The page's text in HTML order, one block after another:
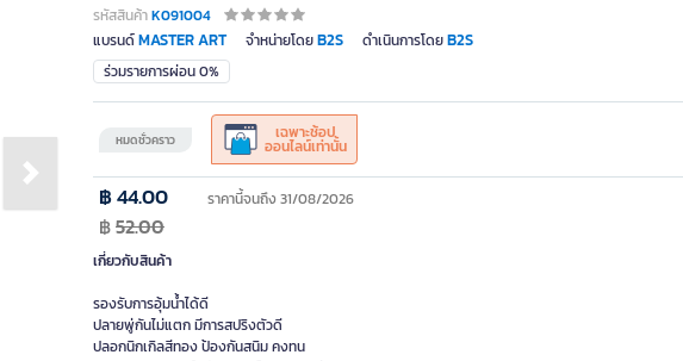
Next slide
รหัสสินค้าK091004
แบรนด์MASTER ART จำหน่ายโดยB2S ดำเนินการโดยB2S
ร่วมรายการผ่อน 0%
หมดชั่วคราว เฉพาะช้อป
ออนไลน์เท่านั้น
฿ 44.00 ราคานี้จนถึง 31/08/2026
฿52.00
เกี่ยวกับสินค้า
รองรับการอุ้มน้ำได้ดี
ปลายพู่กันไม่แตก มีการสปริงตัวดี
ปลอกนิกเกิลสีทอง ป้องกันสนิม คงทน